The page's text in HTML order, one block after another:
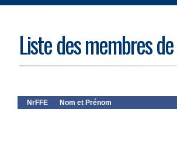
Liste des membres
NrFFE Nom et Prénom